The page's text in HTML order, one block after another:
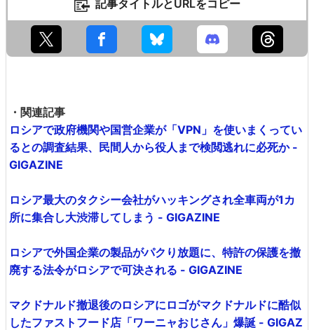
記事タイトルとURLをコピー
・関連記事
ロシアで政府機関や国営企業が「VPN」を使いまくってい
るとの調査結果、民間人から役人まで検閲逃れに必死か -
GIGAZINE
ロシア最大のタクシー会社がハッキングされ全車両が1カ
所に集合し大渋滞してしまう - GIGAZINE
ロシアで外国企業の製品がパクり放題に、特許の保護を撤
廃する法令がロシアで可決される - GIGAZINE
マクドナルド撤退後のロシアにロゴがマクドナルドに酷似
したファストフード店「ワーニャおじさん」爆誕 - GIGAZ